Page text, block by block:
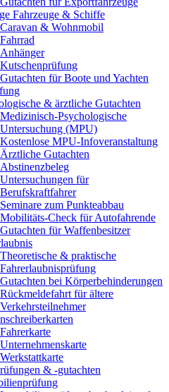
Fahrzeuge & Schiffe
Caravan & Wohnmobil
Fahrrad
Anhänger
Kutschenprüfung
Gutachten für Boote und Yachten
& ärztliche Gutachten
Medizinisch-Psychologische
Untersuchung (MPU)
Kostenlose MPU-Infoveranstaltung
Ärztliche Gutachten
Abstinenzbeleg
Untersuchungen für
Berufskraftfahrer
Seminare zum Punkteabbau
Mobilitäts-Check für Autofahrende
Gutachten für Waffenbesitzer
Theoretische & praktische
Fahrerlaubnisprüfung
Gutachten bei Körperbehinderungen
Rückmeldefahrt für ältere
Verkehrsteilnehmer
Fahrerkarte
Unternehmenskarte
Werkstattkarte
& -gutachten